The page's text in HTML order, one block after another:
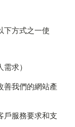
下方式之一使
求）
善我們的網站產
戶服務要求和支